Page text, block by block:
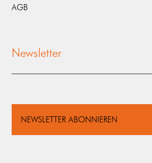
AGB
Newsletter
NEWSLETTER ABONNIEREN